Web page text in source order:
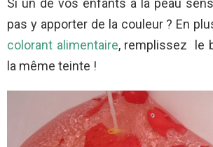
Si un de vos enfants a la peau
pas y apporter de la couleur ? En
colorant alimentaire, remplissez le
la même teinte !